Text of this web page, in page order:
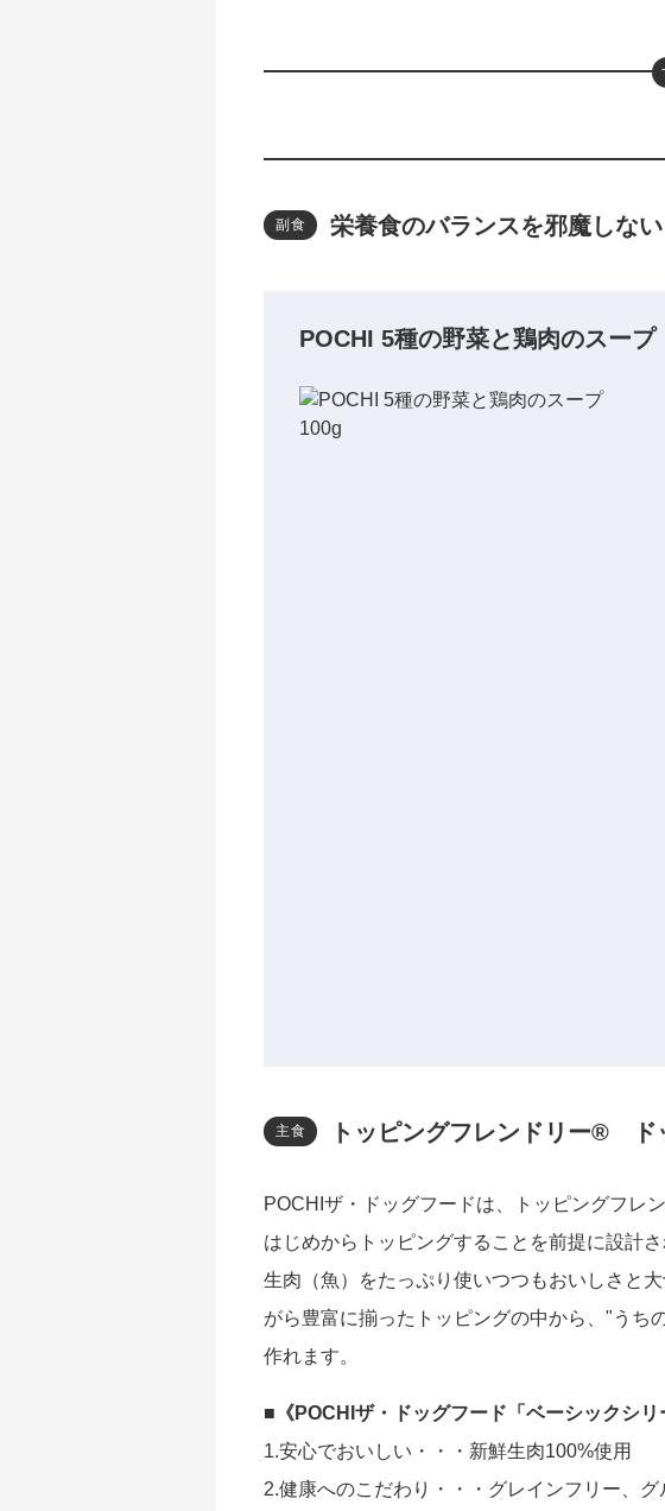
副食 栄養食のバランスを邪魔しな
POCHI 5種の野菜と鶏肉のスー
主食 トッピングフレンドリー® ド
POCHIザ・ドッグフードは、トッピングフレ
はじめからトッピングすることを前提に設計さ
生肉（魚）をたっぷり使いつつもおいしさと
がら豊富に揃ったトッピングの中から、"うち
作れます。
■ 《POCHIザ・ドッグフード「ベーシックシ
1.安心でおいしい・・・新鮮生肉100%使用
2.健康へのこだわり・・・グレインフリー、